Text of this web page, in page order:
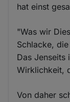
hat einst
"Was wir
Schlacke,
Das Jenseits
Wirklichkeit,
Von daher